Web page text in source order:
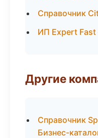
Справочник
ИП Expert
Другие
Справочник
Бизнес-